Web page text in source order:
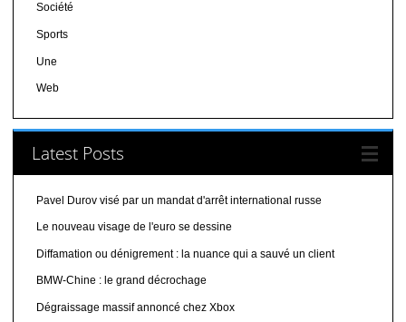
Société
Sports
Une
Web
Latest Posts
Pavel Durov visé par un mandat d'arrêt international russe
Le nouveau visage de l'euro se dessine
Diffamation ou dénigrement : la nuance qui a sauvé un client
BMW-Chine : le grand décrochage
Dégraissage massif annoncé chez Xbox